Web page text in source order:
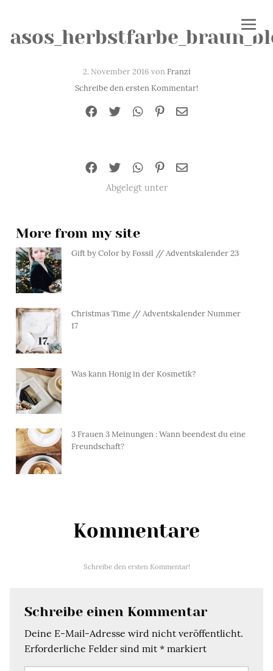
2. November 2016 vonFranzi
Schreibe den ersten Kommentar!
Abgelegt unter
More from my site
Gift by Color by Fossil // Adventskalender 23
Christmas Time // Adventskalender Nummer
17
Was kann Honig in der Kosmetik?
3 Frauen 3 Meinungen : Wann beendest du eine
Freundschaft?
Kommentare
Schreibe den ersten Kommentar!
Schreibe einen Kommentar
Deine E-Mail-Adresse wird nicht veröffentlicht.
Erforderliche Felder sind mit * markiert